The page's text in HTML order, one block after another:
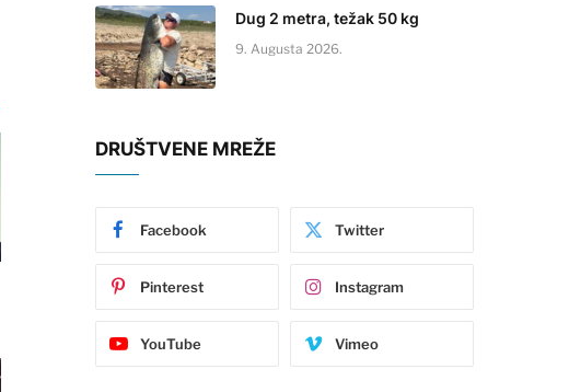
Dug 2 metra, težak 50 kg
9. Augusta 2026.
DRUŠTVENE MREŽE
Facebook Twitter
Pinterest Instagram
YouTube Vimeo